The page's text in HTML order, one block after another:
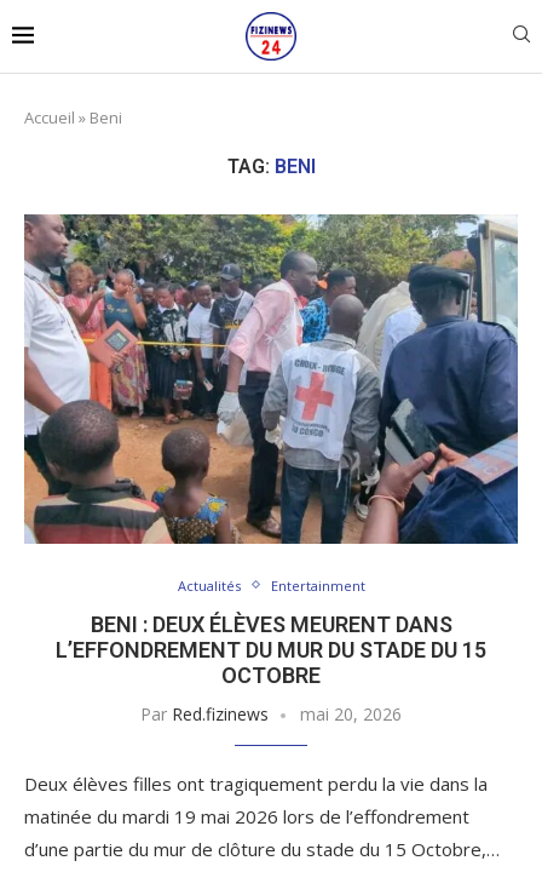
Accueil » Beni
TAG: BENI
Actualités Entertainment
BENI : DEUX ÉLÈVES MEURENT DANS
L’EFFONDREMENT DU MUR DU STADE DU 15
OCTOBRE
Par Red.fizinews mai 20, 2026
Deux élèves filles ont tragiquement perdu la vie dans la
matinée du mardi 19 mai 2026 lors de l’effondrement
d’une partie du mur de clôture du stade du 15 Octobre,…